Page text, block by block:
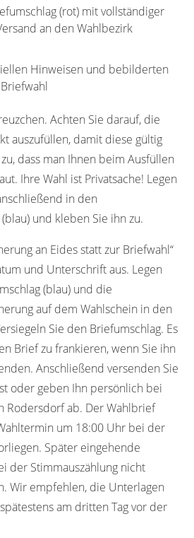
(rot) mit vollständiger
an den Wahlbezirk
Hinweisen und bebilderten
Achten Sie darauf, die
auszufüllen, damit diese gültig
dass man Ihnen beim Ausfüllen
Ihre Wahl ist Privatsache! Legen
in den
und kleben Sie ihn zu.
an Eides statt zur Briefwahl“
und Unterschrift aus. Legen
(blau) und die
auf dem Wahlschein in den
Sie den Briefumschlag. Es
Brief zu frankieren, wenn Sie ihn
Anschließend versenden Sie
oder geben Ihn persönlich bei
Rodersdorf ab. Der Wahlbrief
um 18:00 Uhr bei der
Später eingehende
der Stimmauszählung nicht
Wir empfehlen, die Unterlagen
am dritten Tag vor der